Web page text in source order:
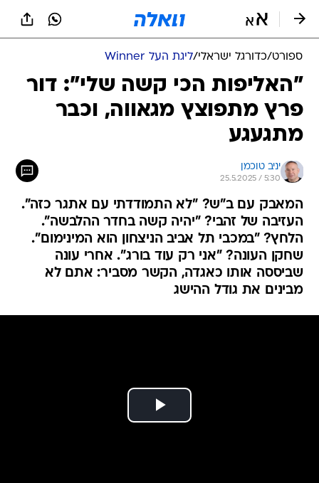
ספורט/כדורגל ישראלי/ליגת העל Winner
"האליפות הכי קשה שלי": דור
פרץ מתפוצץ מגאווה, וכבר
מתגעגע
יניב טוכמן
25.5.2025 / 5:30
המאבק עם ב"ש? "לא התמודדתי עם אתגר כזה".
העזיבה של זהבי? "יהיה קשה בחדר ההלבשה".
הלחץ? "במכבי תל אביב הניצחון הוא המינימום".
שחקן העונה? "אני רק עוד בורג". אחרי עונה
שביססה אותו כאגדה, הקשר מסביר: אתם לא
מבינים את גודל ההישג